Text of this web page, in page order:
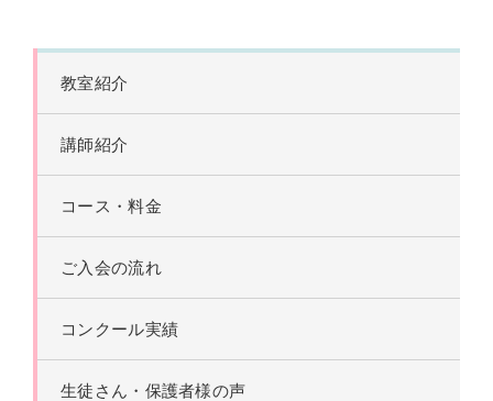
教室紹介
講師紹介
コース・料金
ご入会の流れ
コンクール実績
生徒さん・保護者様の声